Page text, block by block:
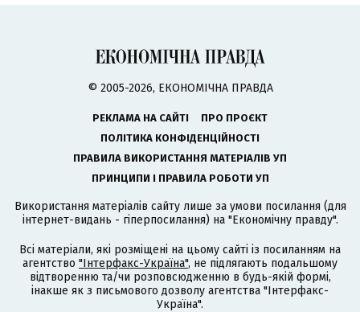
© 2005-2026, ЕКОНОМІЧНА ПРАВДА
РЕКЛАМА НА САЙТІ
ПРО ПРОЄКТ
ПОЛІТИКА КОНФІДЕНЦІЙНОСТІ
ПРАВИЛА ВИКОРИСТАННЯ МАТЕРІАЛІВ УП
ПРИНЦИПИ І ПРАВИЛА РОБОТИ УП
Використання матеріалів сайту лише за умови посилання (для
інтернет-видань - гіперпосилання) на "Економічну правду".
Всі матеріали, які розміщені на цьому сайті із посиланням на
агентство "Інтерфакс-Україна", не підлягають подальшому
відтворенню та/чи розповсюдженню в будь-якій формі,
інакше як з письмового дозволу агентства "Інтерфакс-
Україна".